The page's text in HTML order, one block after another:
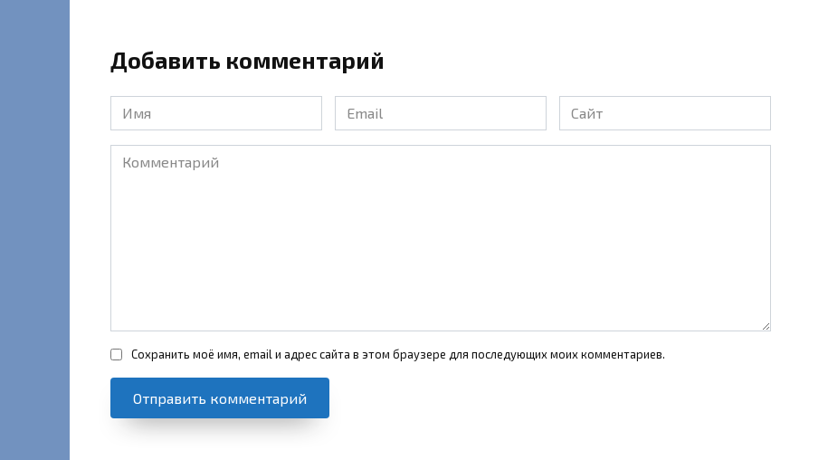
Добавить комментарий
Имя
*
Email
*
Сайт
Комментарий
Сохранить моё имя, email и адрес сайта в этом браузере для последующих моих комментариев.